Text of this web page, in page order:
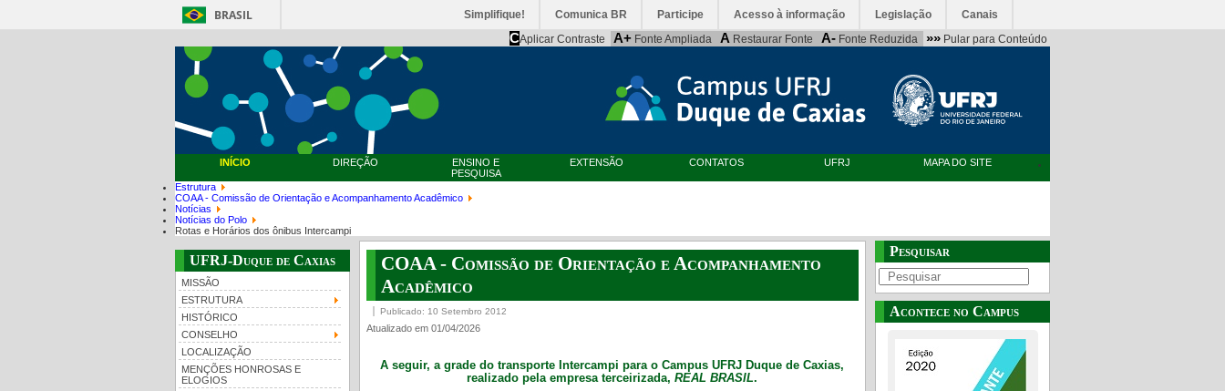
BRASIL Simplifique! Comunica BR Participe Acesso à informação Legislação Canais
CAplicar Contraste A+ Fonte Ampliada A Restaurar Fonte A- Fonte Reduzida »» Pular para Conteúdo
INÍCIO DIREÇÃO
ENSINO E
PESQUISA
EXTENSÃO CONTATOS UFRJ MAPA DO SITE
Estrutura
COAA - Comissão de Orientação e Acompanhamento Acadêmico
Notícias
Notícias do Polo
Rotas e Horários dos ônibus Intercampi
UFRJ-Duque de Caxias
MISSÃO
ESTRUTURA
HISTÓRICO
CONSELHO
LOCALIZAÇÃO
MENÇÕES HONROSAS E
ELOGIOS
COAA - Comissão de Orientação e Acompanhamento
Acadêmico
Publicado: 10 Setembro 2012
Atualizado em 01/04/2026
A seguir, a grade do transporte Intercampi para o Campus UFRJ Duque de Caxias,
realizado pela empresa terceirizada, REAL BRASIL.
Pesquisar
Acontece no Campus